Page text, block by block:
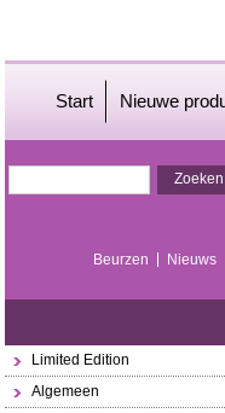
Start Nieuwe
Beurzen Nieuws
Limited Edition
Algemeen